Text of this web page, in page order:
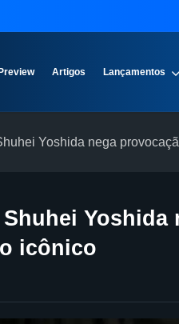
Preview Artigos Lançamentos
Yoshida nega
Yoshida
icônico